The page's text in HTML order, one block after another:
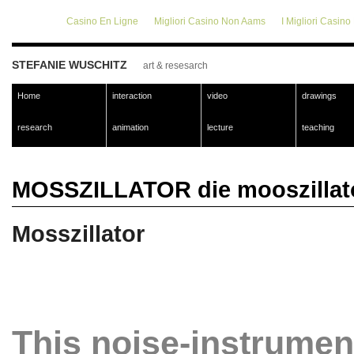
Casino En Ligne Migliori Casino Non Aams I Migliori
STEFANIE WUSCHITZ art & resesarch
Home interaction video drawings
research animation lecture teaching
MOSSZILLATOR die
Mosszillator
This noise-